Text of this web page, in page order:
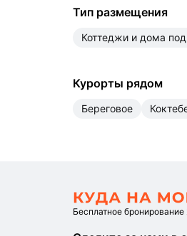
Тип размещения
коттеджи и дома
Курорты рядом
Береговое
Бесплатное